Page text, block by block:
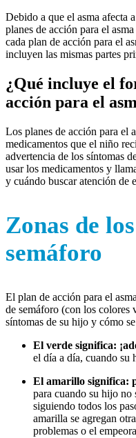
Debido a que el asma afecta
planes de acción para el
cada plan de acción para el
incluyen las mismas partes
¿Qué incluye el
acción para el
Los planes de acción para el
medicamentos que el niño
advertencia de los síntomas
usar los medicamentos y
y cuándo buscar atención de
Zonas de
semáforo
El plan de acción para el
de semáforo (con los
síntomas de su hijo y cómo
El verde significa:
el día a día, cuando su
El amarillo significa:
para cuando su hijo no
siguiendo todos los
amarilla se agregan
problemas o el